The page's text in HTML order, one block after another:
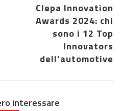
Clepa Innovation
Awards 2024: chi
sono i 12 Top
Innovators
dell’automotive
interessare